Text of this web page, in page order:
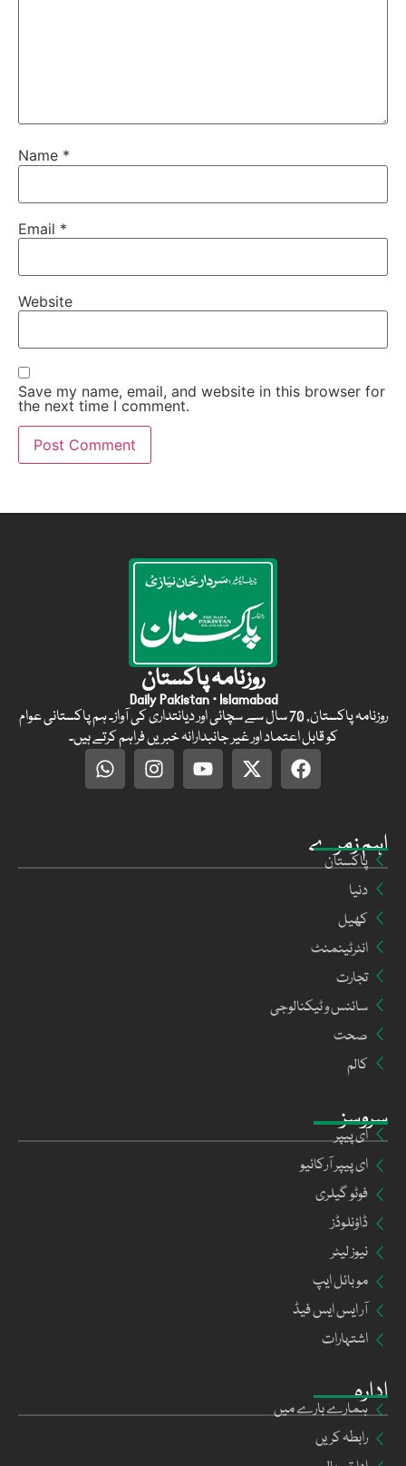
Name *
Email *
Website
Save my name, email, and website in this browser for
the next time I comment.
ادارہ
ہمارے بارے میں
رابطہ کریں
سروسز
ای پیپر
ای پیپر آرکائیو
فوٹو گیلری
ڈاؤنلوڈز
نیوز لیٹر
موبائل ایپ
آر ایس ایس فیڈ
اشتہارات
اہم زمرے
پاکستان
دنیا
کھیل
انٹرٹینمنٹ
تجارت
سائنس و ٹیکنالوجی
صحت
کالم
روزنامہ پاکستان
Daily Pakistan · Islamabad
روزنامہ پاکستان, 70 سال سے سچائی اور دیانتداری کی آواز۔ ہم پاکستانی عوام
کو قابل اعتماد اور غیر جانبدارانہ خبریں فراہم کرتے ہیں۔